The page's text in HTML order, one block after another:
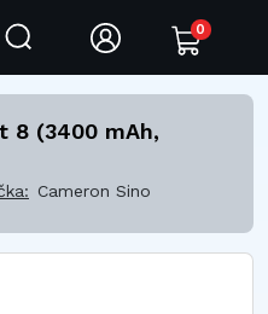
0
8 (3400 mAh,
Cameron Sino